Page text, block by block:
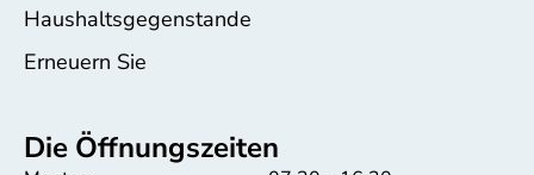
Haushaltsgegenstande
Erneuern Sie
Die Öffnungszeiten